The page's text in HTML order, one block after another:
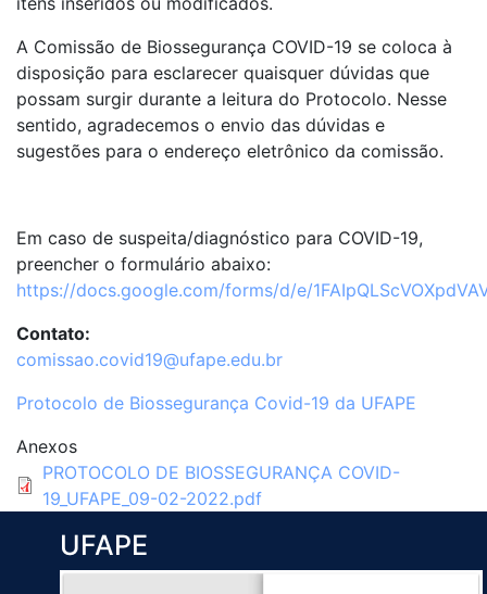
A Comissão de Biossegurança COVID-19 se coloca à
disposição para esclarecer quaisquer dúvidas que
possam surgir durante a leitura do Protocolo. Nesse
sentido, agradecemos o envio das dúvidas e
sugestões para o endereço eletrônico da comissão.
Em caso de suspeita/diagnóstico para COVID-19,
preencher o formulário abaixo:
https://docs.google.com/forms/d/e/
Contato:
comissao.covid19@ufape.edu.br
Protocolo de Biossegurança Covid-19 da UFAPE
Anexos
PROTOCOLO DE BIOSSEGURANÇA COVID-
19_UFAPE_09-02-2022.pdf
UFAPE